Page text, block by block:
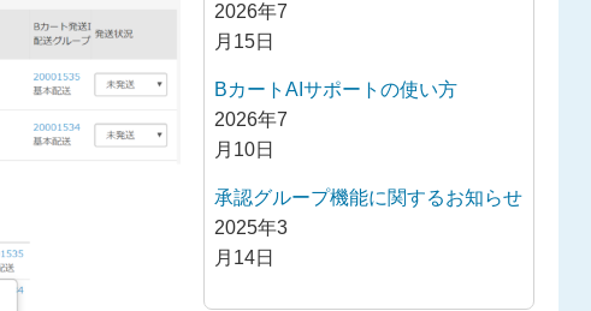
2026年7
月15日
BカートAIサポートの使い方
2026年7
月10日
承認グループ機能に関するお知らせ
2025年3
月14日